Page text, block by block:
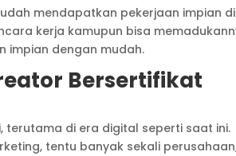
mendapatkan pekerjaan impian di
kerja kamupun bisa
impian dengan mudah.
Bersertifikat
di era digital seperti saat ini.
tentu banyak sekali